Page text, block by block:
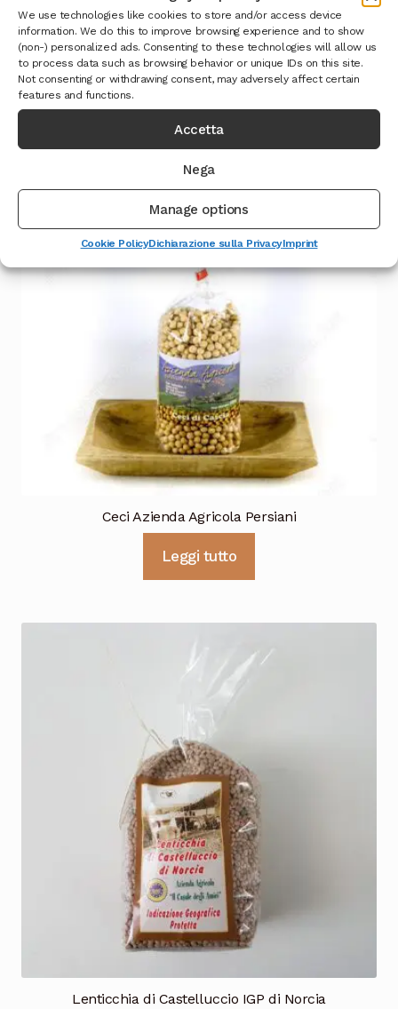
We use technologies like cookies to store and/or access device
information. We do this to improve browsing experience and to show
(non-) personalized ads. Consenting to these technologies will allow us
to process data such as browsing behavior or unique IDs on this site.
Not consenting or withdrawing consent, may adversely affect certain
features and functions.
Accetta
Nega
Manage options
Cookie PolicyDichiarazione sulla PrivacyImprint
Prodotti correlati
Ceci Azienda Agricola Persiani
Leggi tutto
Lenticchia di Castelluccio IGP di Norcia